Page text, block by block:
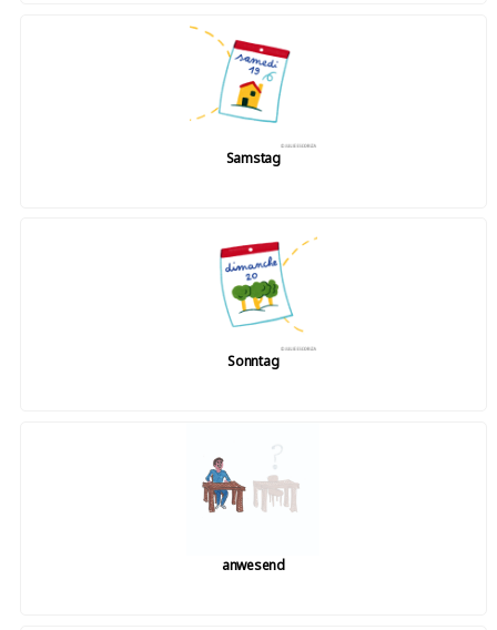
Samstag
Sonntag
anwesend